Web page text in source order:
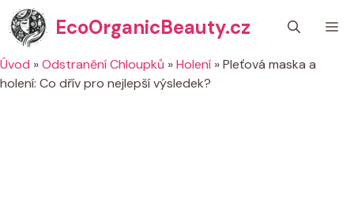
Přeskočit
na
obsah
EcoOrganicBeauty.cz
Úvod »Odstranění Chloupků »Holení »Pleťová maska a
holení: Co dřív pro nejlepší výsledek?